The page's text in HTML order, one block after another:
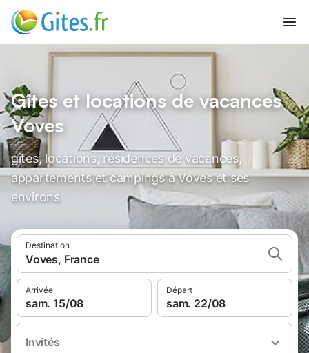
Gîtes et locations de vacances
Voves
gîtes, locations, résidences de vacances,
appartements et campings à Voves et ses
environs
Destination
Voves, France
Arrivée
sam. 15/08
Départ
sam. 22/08
Invités